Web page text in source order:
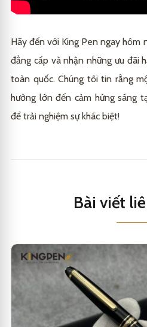
Hãy đến với King Pen ngay hôm
đẳng cấp và nhận những ưu đãi
toàn quốc. Chúng tôi tin rằng
hưởng lớn đến cảm hứng sáng
để trải nghiệm sự khác biệt!
Bài viết